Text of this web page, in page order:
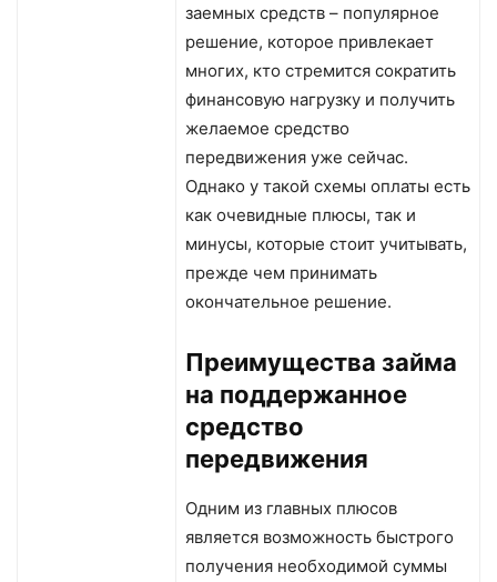
заемных средств – популярное
решение, которое привлекает
многих, кто стремится сократить
финансовую нагрузку и получить
желаемое средство
передвижения уже сейчас.
Однако у такой схемы оплаты есть
как очевидные плюсы, так и
минусы, которые стоит учитывать,
прежде чем принимать
окончательное решение.
Преимущества займа
на поддержанное
средство
передвижения
Одним из главных плюсов
является возможность быстрого
получения необходимой суммы